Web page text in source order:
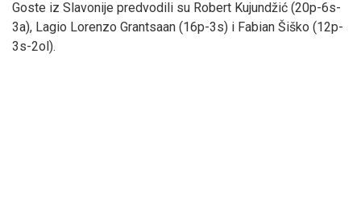
Goste iz Slavonije predvodili su Robert Kujundžić (20p-6s-
3a), Lagio Lorenzo Grantsaan (16p-3s) i Fabian Šiško (12p-
3s-2ol).